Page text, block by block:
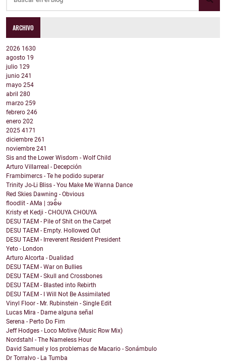
ARCHIVO
2026 1630
agosto 19
julio 129
junio 241
mayo 254
abril 280
marzo 259
febrero 246
enero 202
2025 4171
diciembre 261
noviembre 241
Sis and the Lower Wisdom - Wolf Child
Arturo Villarreal - Decepción
Frambimercs - Te he podido superar
Trinity Jo-Li Bliss - You Make Me Wanna Dance
Red Skies Dawning - Obvious
floodlit - AMa | အစ်မ
Kristy et Kedji - CHOUYA CHOUYA
DESU TAEM - Pile of Shit on the Carpet
DESU TAEM - Empty. Hollowed Out
DESU TAEM - Irreverent Resident President
Yeto - London
Arturo Alcorta - Dualidad
DESU TAEM - War on Bullies
DESU TAEM - Skull and Crossbones
DESU TAEM - Blasted into Rebirth
DESU TAEM - I Will Not Be Assimilated
Vinyl Floor - Mr. Rubinstein - Single Edit
Lucas Mira - Dame alguna señal
Serena - Perto Do Fim
Jeff Hodges - Loco Motive (Music Row Mix)
Nordstahl - The Nameless Hour
David Samuel y los problemas de Macario - Sonámbulo
Dr Torralvo - La Tumba